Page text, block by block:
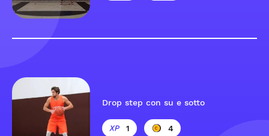
Drop step con su e sotto
1 4